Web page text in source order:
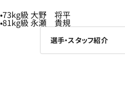
73kg級 大野 将平
81kg級 永瀬 貴規
選手・スタッフ紹介